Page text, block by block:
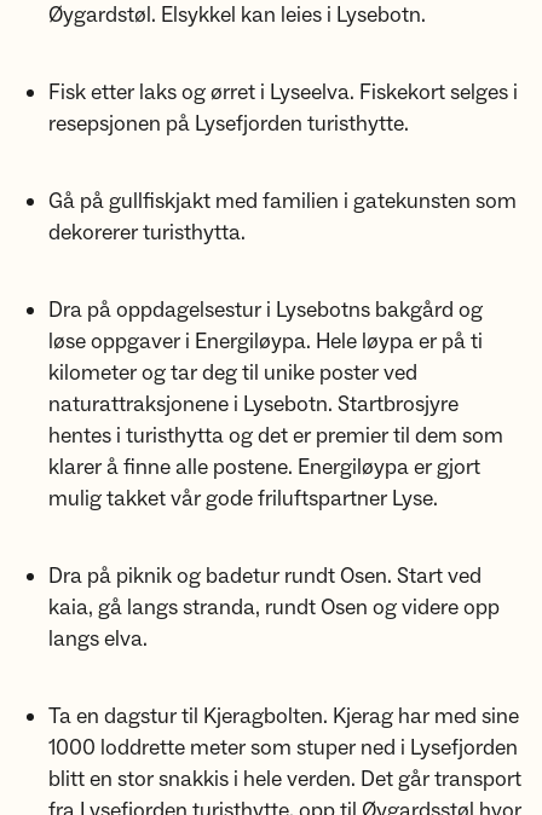
Øygardstøl. Elsykkel kan leies i Lysebotn.
Fisk etter laks og ørret i Lyseelva. Fiskekort selges i
resepsjonen på Lysefjorden turisthytte.
Gå på gullfiskjakt med familien i gatekunsten som
dekorerer turisthytta.
Dra på oppdagelsestur i Lysebotns bakgård og
løse oppgaver i Energiløypa. Hele løypa er på ti
kilometer og tar deg til unike poster ved
naturattraksjonene i Lysebotn. Startbrosjyre
hentes i turisthytta og det er premier til dem som
klarer å finne alle postene. Energiløypa er gjort
mulig takket vår gode friluftspartner Lyse.
Dra på piknik og badetur rundt Osen. Start ved
kaia, gå langs stranda, rundt Osen og videre opp
langs elva.
Ta en dagstur til Kjeragbolten. Kjerag har med sine
1000 loddrette meter som stuper ned i Lysefjorden
blitt en stor snakkis i hele verden. Det går transport